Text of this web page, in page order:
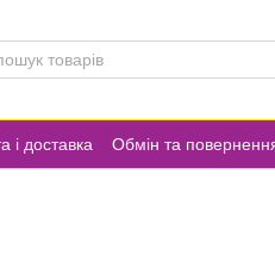
і доставка Обмін та